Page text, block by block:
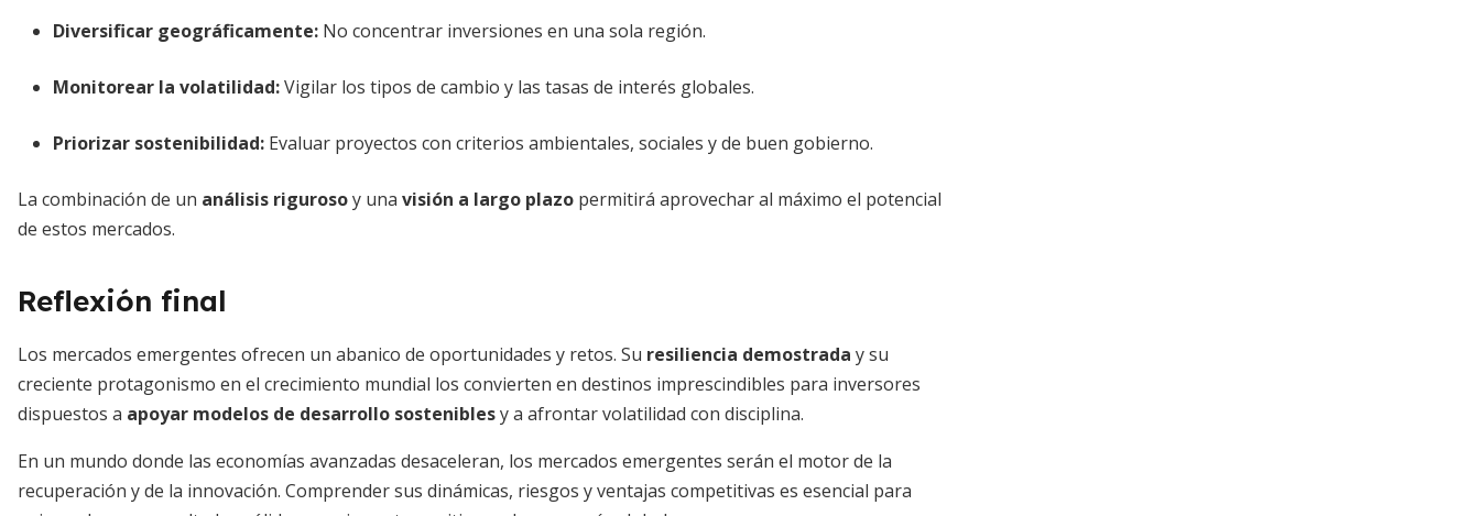
Diversificar geográficamente: No concentrar inversiones en una sola región.
Monitorear la volatilidad:Vigilar los tipos de cambio y las tasas de interés globales.
Priorizar sostenibilidad: Evaluar proyectos con criterios ambientales, sociales y de buen gobierno.
La combinación de un análisis rigurosoy una visión a largo plazo permitirá aprovechar al máximo el potencial
de estos mercados.
Reflexión final
Los mercados emergentes ofrecen un abanico de oportunidades y retos. Su resiliencia demostrada y su
creciente protagonismo en el crecimiento mundial los convierten en destinos imprescindibles para inversores
dispuestos a apoyar modelos de desarrollo sosteniblesy a afrontar volatilidad con disciplina.
En un mundo donde las economías avanzadas desaceleran, los mercados emergentes serán el motor de la
recuperación y de la innovación. Comprender sus dinámicas, riesgos y ventajas competitivas es esencial para